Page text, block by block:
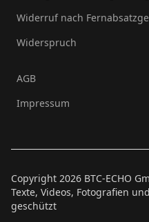
Widerruf nach
Widerspruch
AGB
Impressum
Copyright 2026 BTC-ECHO
Texte, Videos, Fotografien
geschützt